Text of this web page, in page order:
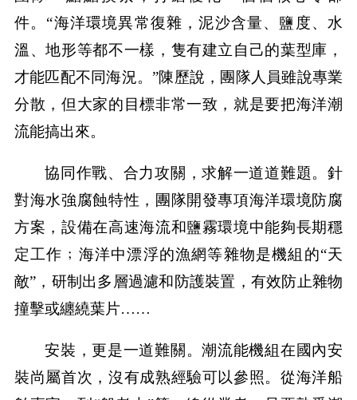
件。“海洋環境異常復雜，泥沙含量、鹽度、水
溫、地形等都不一樣，隻有建立自己的葉型庫，
才能匹配不同海況。”陳歷說，團隊人員雖說專業
分散，但大家的目標非常一致，就是要把海洋潮
流能搞出來。
協同作戰、合力攻關，求解一道道難題。針
對海水強腐蝕特性，團隊開發專項海洋環境防腐
方案，設備在高速海流和鹽霧環境中能夠長期穩
定工作﹔海洋中漂浮的漁網等雜物是機組的“天
敵”，研制出多層過濾和防護裝置，有效防止雜物
撞擊或纏繞葉片……
安裝，更是一道難關。潮流能機組在國內安
裝尚屬首次，沒有成熟經驗可以參照。從海洋船